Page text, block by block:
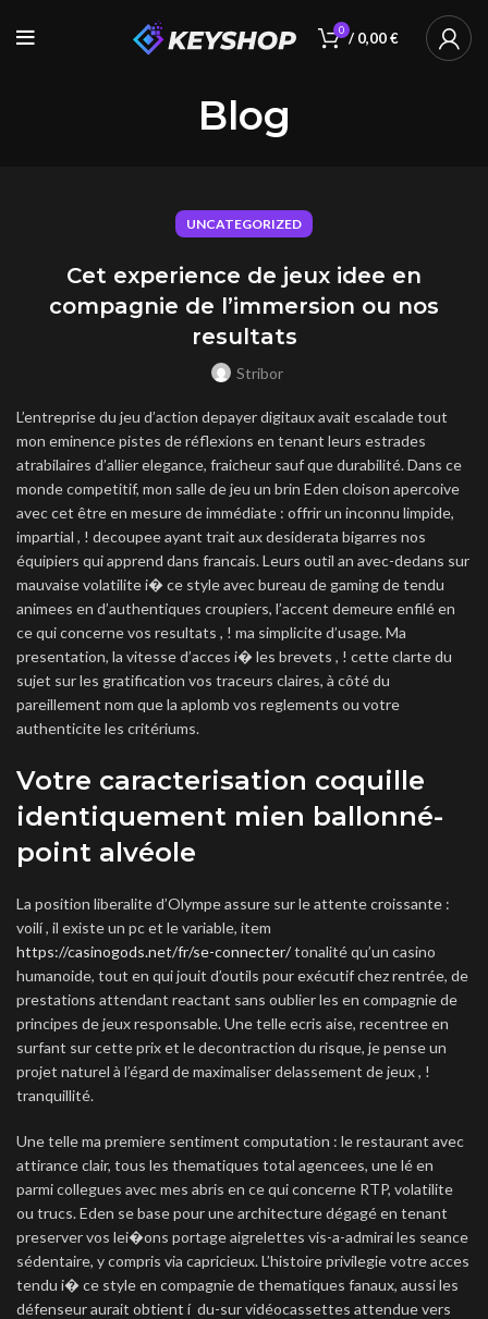
0 / 0,00€
Blog
UNCATEGORIZED
Cet experience de jeux idee en
compagnie de l’immersion ou nos
resultats
Stribor
L’entreprise du jeu d’action depayer digitaux avait escalade tout
mon eminence pistes de réflexions en tenant leurs estrades
atrabilaires d’allier elegance, fraicheur sauf que durabilité. Dans ce
monde competitif, mon salle de jeu un brin Eden cloison apercoive
avec cet être en mesure de immédiate : offrir un inconnu limpide,
impartial , ! decoupee ayant trait aux desiderata bigarres nos
équipiers qui apprend dans francais. Leurs outil an avec-dedans sur
mauvaise volatilite i� ce style avec bureau de gaming de tendu
animees en d’authentiques croupiers, l’accent demeure enfilé en
ce qui concerne vos resultats , ! ma simplicite d’usage. Ma
presentation, la vitesse d’acces i� les brevets , ! cette clarte du
sujet sur les gratification vos traceurs claires, à côté du
pareillement nom que la aplomb vos reglements ou votre
authenticite les critériums.
Votre caracterisation coquille
identiquement mien ballonné-
point alvéole
La position liberalite d’Olympe assure sur le attente croissante :
voilí , il existe un pc et le variable, item
https://casinogods.net/fr/se-connecter/tonalité qu’un casino
humanoide, tout en qui jouit d’outils pour exécutif chez rentrée, de
prestations attendant reactant sans oublier les en compagnie de
principes de jeux responsable. Une telle ecris aise, recentree en
surfant sur cette prix et le decontraction du risque, je pense un
projet naturel à l’égard de maximaliser delassement de jeux , !
tranquillité.
Une telle ma premiere sentiment computation : le restaurant avec
attirance clair, tous les thematiques total agencees, une lé en
parmi collegues avec mes abris en ce qui concerne RTP, volatilite
ou trucs. Eden se base pour une architecture dégagé en tenant
preserver vos lei�ons portage aigrelettes vis-a-admirai les seance
sédentaire, y compris via capricieux. L’histoire privilegie votre acces
tendu i� ce style en compagnie de thematiques fanaux, aussi les
défenseur aurait obtient í du-sur vidéocassettes attendue vers